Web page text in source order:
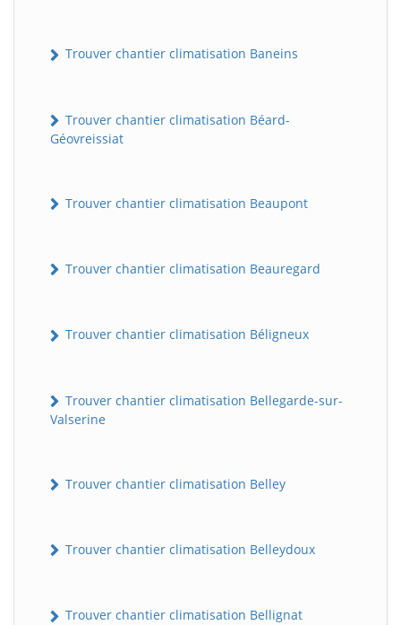
Trouver chantier climatisation Baneins
Trouver chantier climatisation Béard-
Géovreissiat
Trouver chantier climatisation Beaupont
Trouver chantier climatisation Beauregard
Trouver chantier climatisation Béligneux
Trouver chantier climatisation Bellegarde-sur-
Valserine
Trouver chantier climatisation Belley
Trouver chantier climatisation Belleydoux
Trouver chantier climatisation Bellignat